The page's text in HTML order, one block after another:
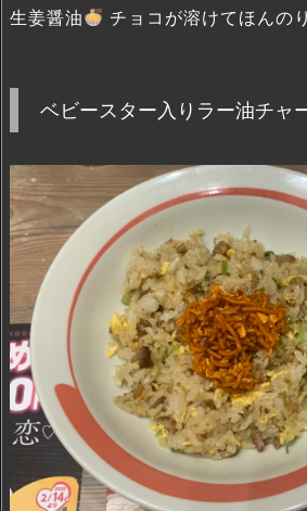
生姜醤油
チョコが溶けてほんの
ベビースター入りラー油チャ